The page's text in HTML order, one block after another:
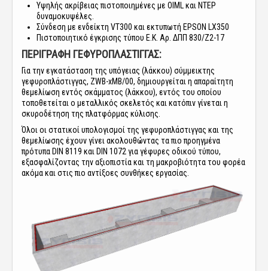
Yψηλής ακρίβειας πιστοποιημένες με OIML και NTEP
δυναμοκυψέλες.
Σύνδεση με ενδείκτη VT300 και εκτυπωτή EPSON LX350
Πιστοποιητικό έγκρισης τύπου Ε.Κ. Αρ. ΔΠΠ 830/Ζ2-17
ΠΕΡΙΓΡΑΦΗ ΓΕΦΥΡΟΠΛΑΣΤΙΓΓΑΣ:
Για την εγκατάσταση της υπόγειας (λάκκου) σύμμεικτης
γεφυροπλάστιγγας, ZWB-xMΒ/00, δημιουργείται η απαραίτητη
θεμελίωση εντός σκάμματος (λάκκου), εντός του οποίου
τοποθετείται ο μεταλλικός σκελετός και κατόπιν γίνεται η
σκυροδέτηση της πλατφόρμας κύλισης.
Όλοι οι στατικοί υπολογισμοί της γεφυροπλάστιγγας και της
θεμελίωσης έχουν γίνει ακολουθώντας τα πιο προηγμένα
πρότυπα DIN 8119 και DIN 1072 για γέφυρες οδικού τύπου,
εξασφαλίζοντας την αξιοπιστία και τη μακροβιότητα του φορέα
ακόμα και στις πιο αντίξοες συνθήκες εργασίας.